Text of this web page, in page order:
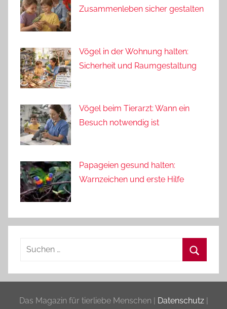
Zusammenleben sicher gestalten
Vögel in der Wohnung halten:
Sicherheit und Raumgestaltung
Vögel beim Tierarzt: Wann ein
Besuch notwendig ist
Papageien gesund halten:
Warnzeichen und erste Hilfe
Suchen
Das Magazin für tierliebe Menschen | Datenschutz|